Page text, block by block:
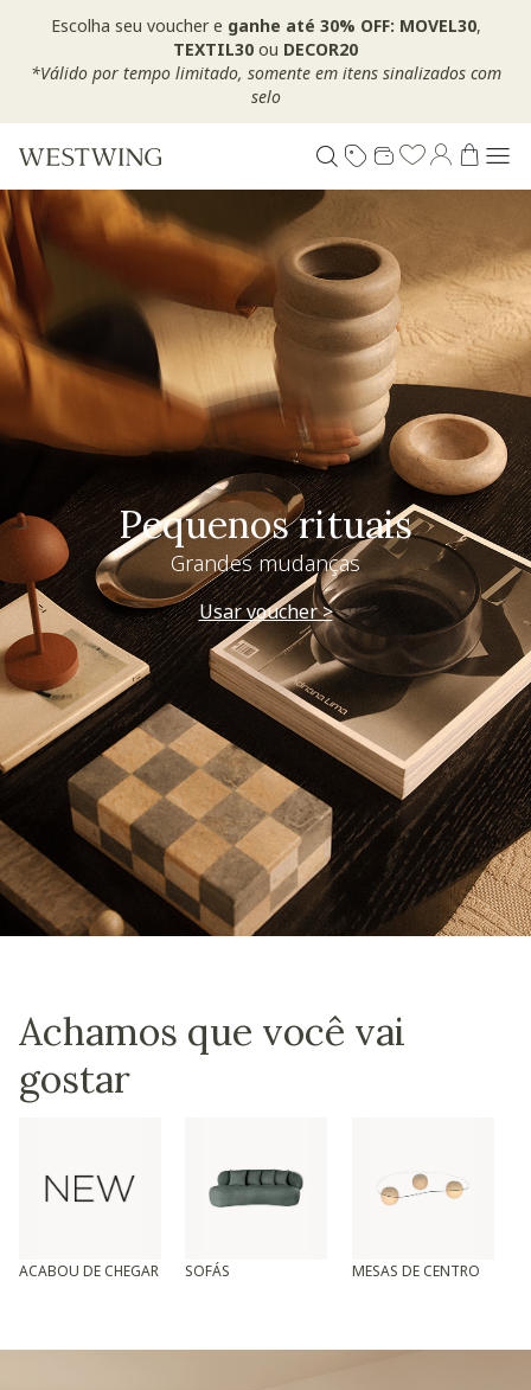
Escolha seu voucher e ganhe até 30% OFF: MOVEL30,
TEXTIL30 ou DECOR20
*Válido por tempo limitado, somente em itens sinalizados com
selo
Pequenos rituais
Grandes mudanças
Usar voucher >
Achamos que você vai
gostar
ACABOU DE CHEGAR SOFÁS MESAS DE CENTRO